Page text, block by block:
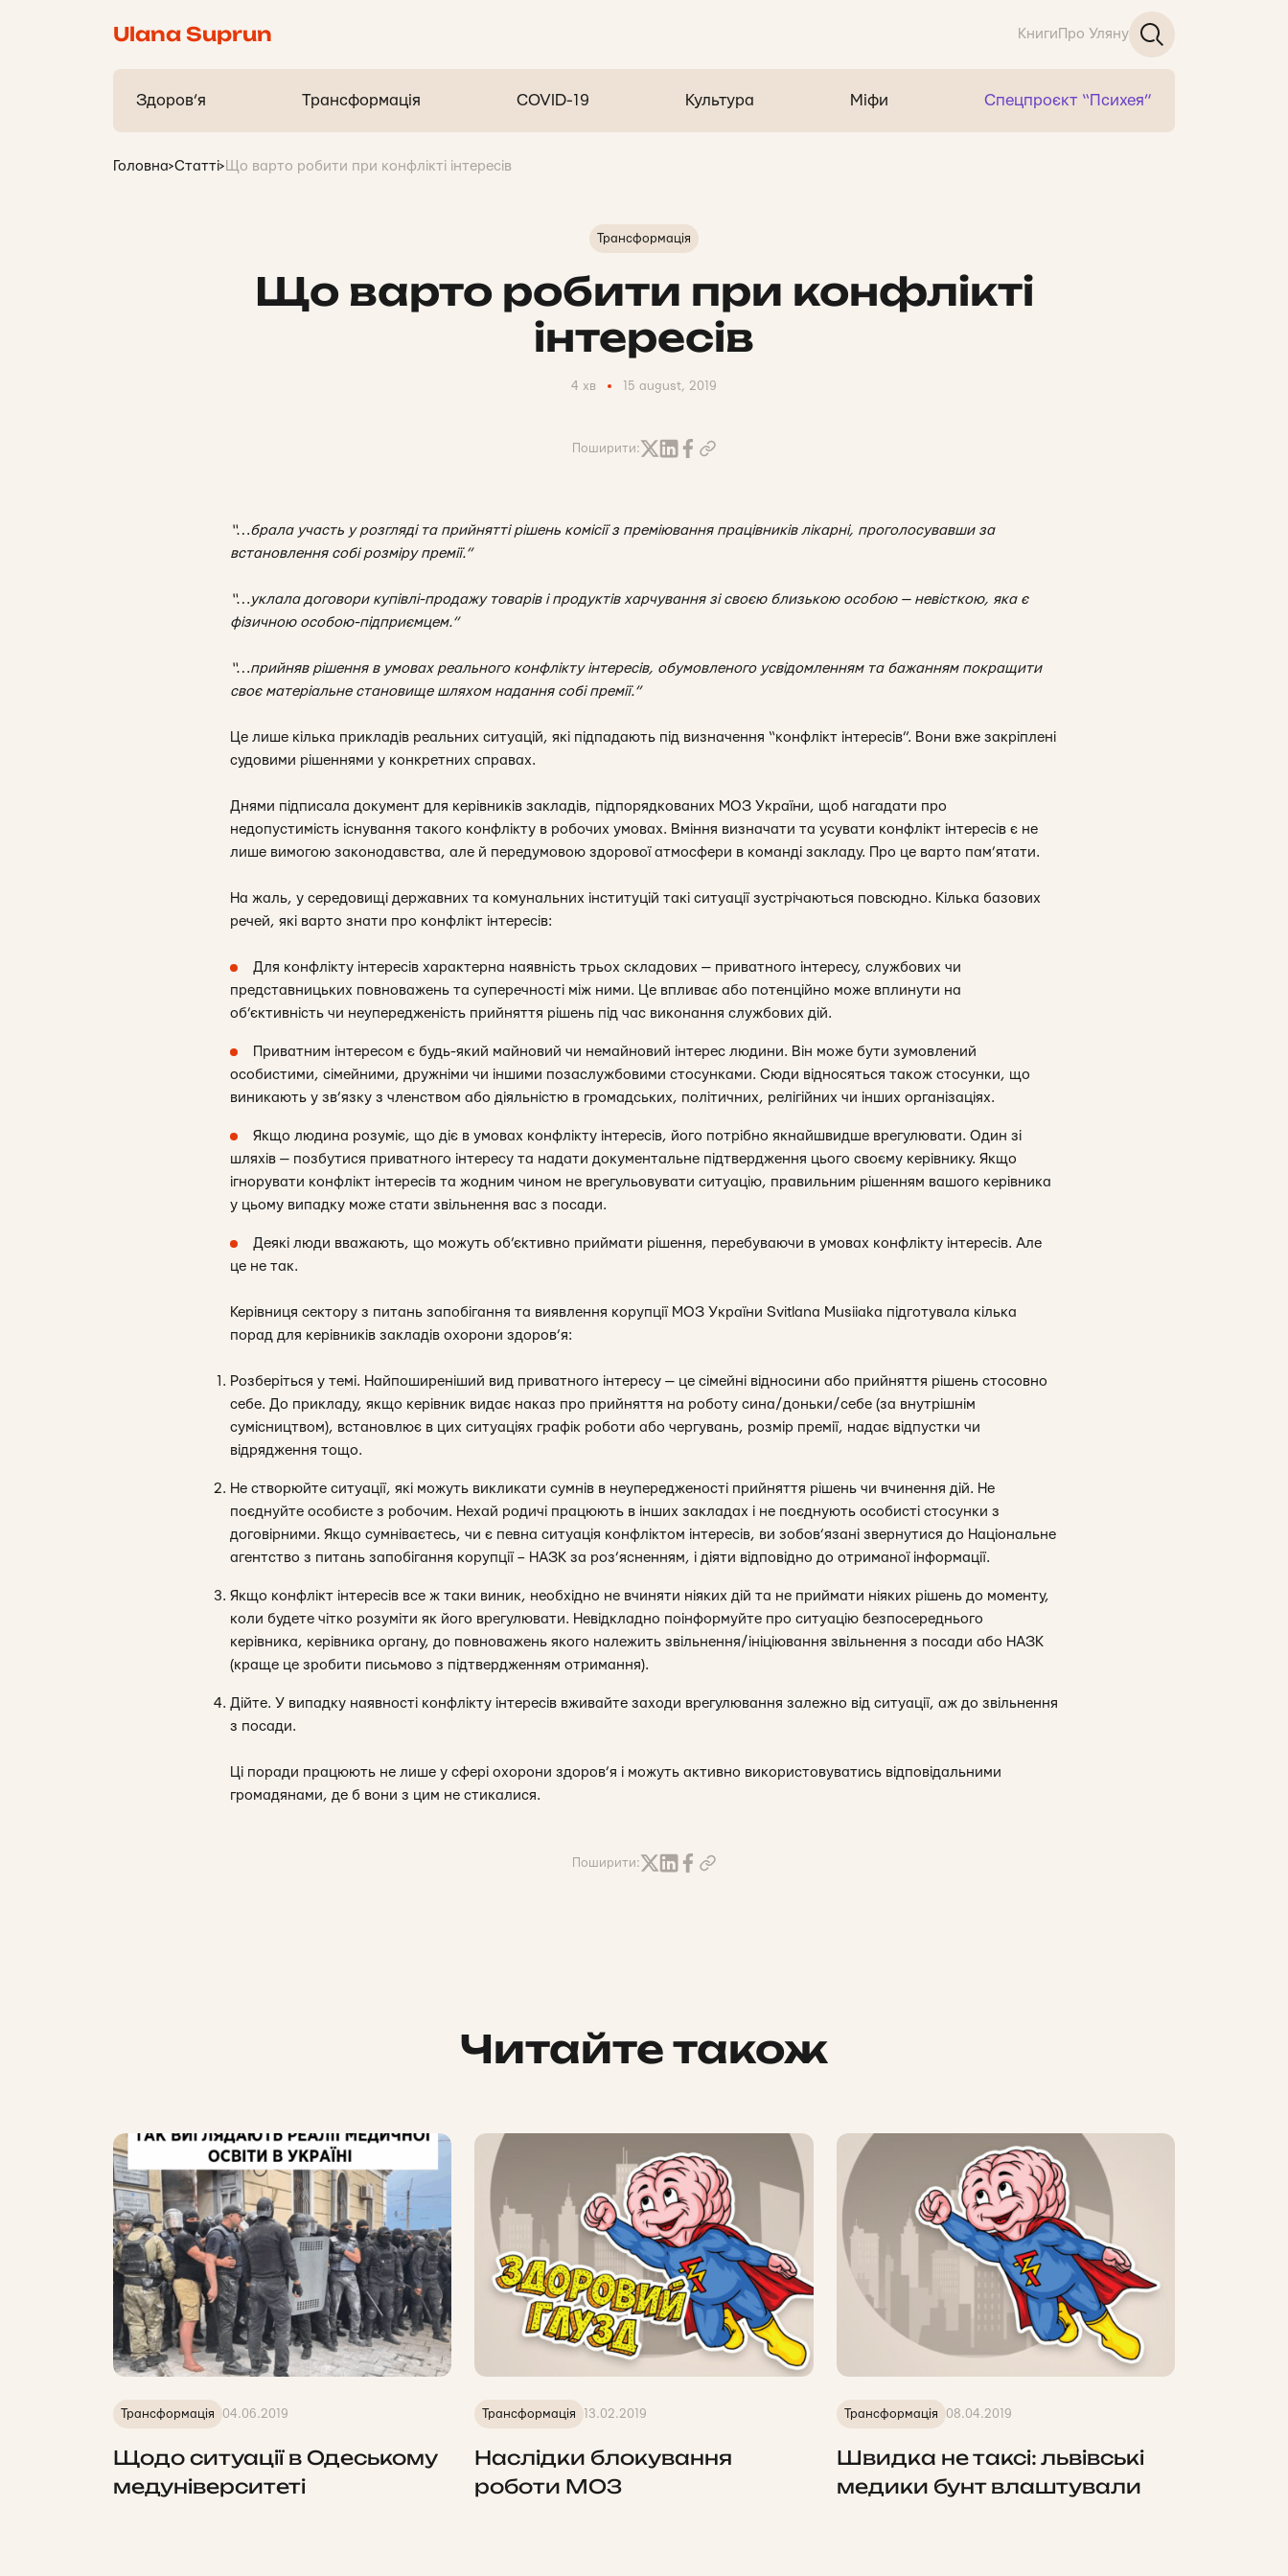
Ulana Suprun Книги Про Уляну
Здоров’я Трансформація COVID-19 Культура Міфи Спецпроєкт “Психея”
Головна>Статті> Що варто робити при конфлікті інтересів
Трансформація
Що варто робити при конфлікті
інтересів
4 хв 15 august, 2019
Поширити:
“…брала участь у розгляді та прийнятті рішень комісії з преміювання працівників лікарні, проголосувавши за
встановлення собі розміру премії.”
“…уклала договори купівлі-продажу товарів і продуктів харчування зі своєю близькою особою — невісткою, яка є
фізичною особою-підприємцем.”
“…прийняв рішення в умовах реального конфлікту інтересів, обумовленого усвідомленням та бажанням покращити
своє матеріальне становище шляхом надання собі премії.”
Це лише кілька прикладів реальних ситуацій, які підпадають під визначення “конфлікт інтересів”. Вони вже закріплені
судовими рішеннями у конкретних справах.
Днями підписала документ для керівників закладів, підпорядкованих МОЗ України, щоб нагадати про
недопустимість існування такого конфлікту в робочих умовах. Вміння визначати та усувати конфлікт інтересів є не
лише вимогою законодавства, але й передумовою здорової атмосфери в команді закладу. Про це варто пам’ятати.
На жаль, у середовищі державних та комунальних інституцій такі ситуації зустрічаються повсюдно. Кілька базових
речей, які варто знати про конфлікт інтересів:
Для конфлікту інтересів характерна наявність трьох складових — приватного інтересу, службових чи
представницьких повноважень та суперечності між ними. Це впливає або потенційно може вплинути на
об’єктивність чи неупередженість прийняття рішень під час виконання службових дій.
Приватним інтересом є будь-який майновий чи немайновий інтерес людини. Він може бути зумовлений
особистими, сімейними, дружніми чи іншими позаслужбовими стосунками. Сюди відносяться також стосунки, що
виникають у зв’язку з членством або діяльністю в громадських, політичних, релігійних чи інших організаціях.
Якщо людина розуміє, що діє в умовах конфлікту інтересів, його потрібно якнайшвидше врегулювати. Один зі
шляхів — позбутися приватного інтересу та надати документальне підтвердження цього своєму керівнику. Якщо
ігнорувати конфлікт інтересів та жодним чином не врегульовувати ситуацію, правильним рішенням вашого керівника
у цьому випадку може стати звільнення вас з посади.
Деякі люди вважають, що можуть об’єктивно приймати рішення, перебуваючи в умовах конфлікту інтересів. Але
це не так.
Керівниця сектору з питань запобігання та виявлення корупції МОЗ України Svitlana Musiiaka підготувала кілька
порад для керівників закладів охорони здоров’я:
Розберіться у темі. Найпоширеніший вид приватного інтересу — це сімейні відносини або прийняття рішень стосовно
себе. До прикладу, якщо керівник видає наказ про прийняття на роботу сина/доньки/себе (за внутрішнім
сумісництвом), встановлює в цих ситуаціях графік роботи або чергувань, розмір премії, надає відпустки чи
відрядження тощо.
Не створюйте ситуації, які можуть викликати сумнів в неупередженості прийняття рішень чи вчинення дій. Не
поєднуйте особисте з робочим. Нехай родичі працюють в інших закладах і не поєднують особисті стосунки з
договірними. Якщо сумніваєтесь, чи є певна ситуація конфліктом інтересів, ви зобов’язані звернутися до Національне
агентство з питань запобігання корупції – НАЗК за роз’ясненням, і діяти відповідно до отриманої інформації.
Якщо конфлікт інтересів все ж таки виник, необхідно не вчиняти ніяких дій та не приймати ніяких рішень до моменту,
коли будете чітко розуміти як його врегулювати. Невідкладно поінформуйте про ситуацію безпосереднього
керівника, керівника органу, до повноважень якого належить звільнення/ініціювання звільнення з посади або НАЗК
(краще це зробити письмово з підтвердженням отримання).
Дійте. У випадку наявності конфлікту інтересів вживайте заходи врегулювання залежно від ситуації, аж до звільнення
з посади.
Ці поради працюють не лише у сфері охорони здоров’я і можуть активно використовуватись відповідальними
громадянами, де б вони з цим не стикалися.
Поширити:
Читайте також
Трансформація 04.06.2019
Щодо ситуації в Одеському
медуніверситеті
Трансформація 13.02.2019
Наслідки блокування
роботи МОЗ
Трансформація 08.04.2019
Швидка не таксі: львівські
медики бунт влаштували